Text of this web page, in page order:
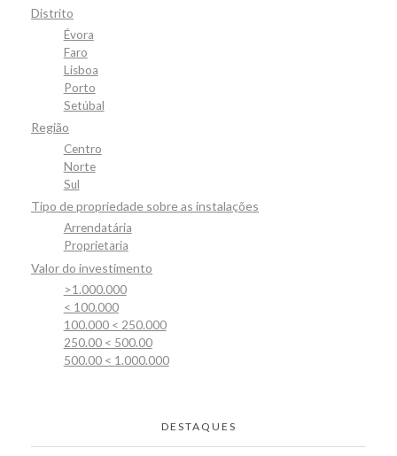
Distrito
Évora
Faro
Lisboa
Porto
Setúbal
Região
Centro
Norte
Sul
Tipo de propriedade sobre as instalações
Arrendatária
Proprietaria
Valor do investimento
>1.000.000
< 100.000
100.000 < 250.000
250.00 < 500.00
500.00 < 1.000.000
DESTAQUES